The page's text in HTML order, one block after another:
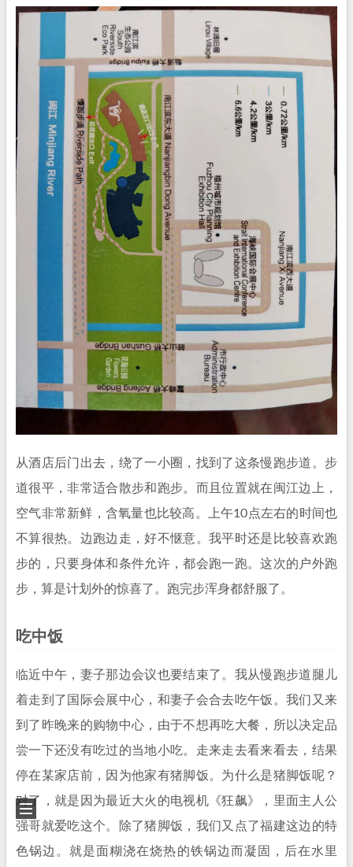
从酒店后门出去，绕了一小圈，找到了这条慢跑步道。步
道很平，非常适合散步和跑步。而且位置就在闽江边上，
空气非常新鲜，含氧量也比较高。上午10点左右的时间也
不算很热。边跑边走，好不惬意。我平时还是比较喜欢跑
步的，只要身体和条件允许，都会跑一跑。这次的户外跑
步，算是计划外的惊喜了。跑完步浑身都舒服了。
吃中饭
临近中午，妻子那边会议也要结束了。我从慢跑步道腿儿
着走到了国际会展中心，和妻子会合去吃午饭。我们又来
到了昨晚来的购物中心，由于不想再吃大餐，所以决定品
尝一下还没有吃过的当地小吃。走来走去看来看去，结果
停在某家店前，因为他家有猪脚饭。为什么是猪脚饭呢？
对了，就是因为最近大火的电视机《狂飙》，里面主人公
强哥就爱吃这个。除了猪脚饭，我们又点了福建这边的特
色锅边。就是面糊浇在烧热的铁锅边而凝固，后在水里